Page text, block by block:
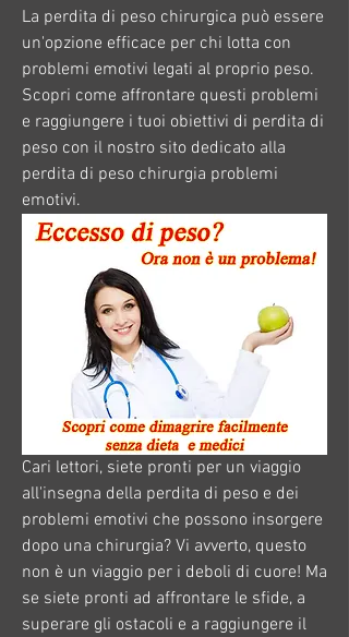
La perdita di peso chirurgica può essere
un'opzione efficace per chi lotta con
problemi emotivi legati al proprio peso.
Scopri come affrontare questi problemi
e raggiungere i tuoi obiettivi di perdita di
peso con il nostro sito dedicato alla
perdita di peso chirurgia problemi
emotivi.
Cari lettori, siete pronti per un viaggio
all'insegna della perdita di peso e dei
problemi emotivi che possono insorgere
dopo una chirurgia? Vi avverto, questo
non è un viaggio per i deboli di cuore! Ma
se siete pronti ad affrontare le sfide, a
superare gli ostacoli e a raggiungere il